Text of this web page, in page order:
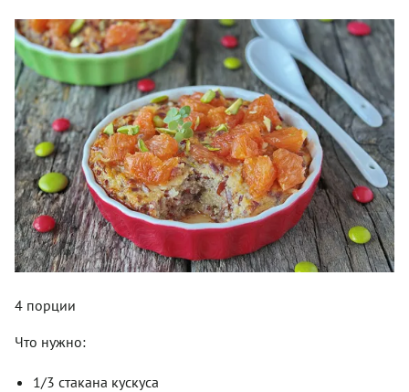
4 порции
Что нужно:
1/3 стакана кускуса